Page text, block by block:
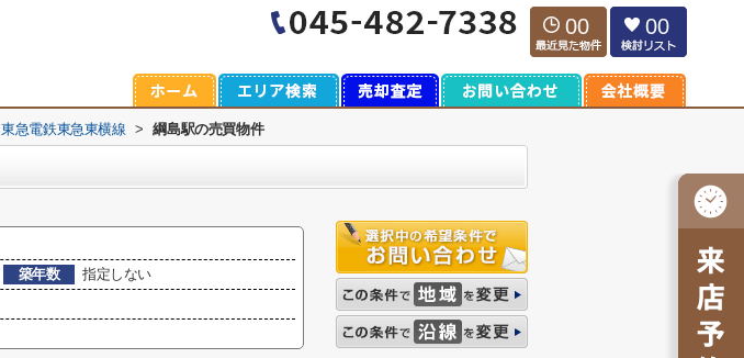
00 00
東急電鉄東急東横線 > 綱島駅の売買物件
築年数
指定しない